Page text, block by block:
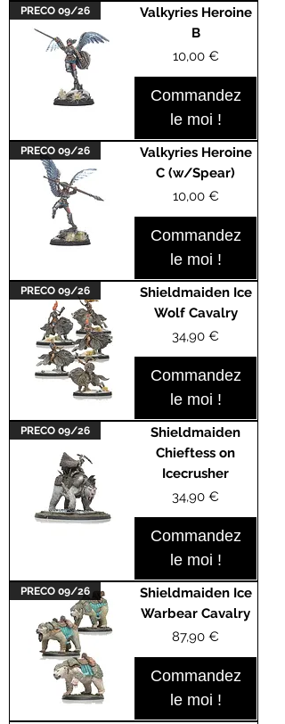
PRECO 09/26
Valkyries Heroine
B
Prix
10,00 €
Commandez
le moi !
PRECO 09/26
Valkyries Heroine
C (w/Spear)
Prix
10,00 €
Commandez
le moi !
PRECO 09/26
Shieldmaiden Ice
Wolf Cavalry
Prix
34,90 €
Commandez
le moi !
PRECO 09/26
Shieldmaiden
Chieftess on
Icecrusher
Prix
34,90 €
Commandez
le moi !
PRECO 09/26
Shieldmaiden Ice
Warbear Cavalry
Prix
87,90 €
Commandez
le moi !